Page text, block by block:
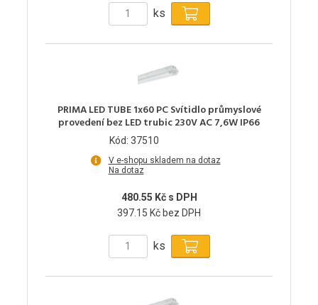
ks
PRIMA LED TUBE 1x60 PC Svítidlo průmyslové
provedení bez LED trubic 230V AC 7,6W IP66
Kód: 37510
V e-shopu skladem na dotaz
Na dotaz
480.55 Kč s DPH
397.15 Kč bez DPH
ks